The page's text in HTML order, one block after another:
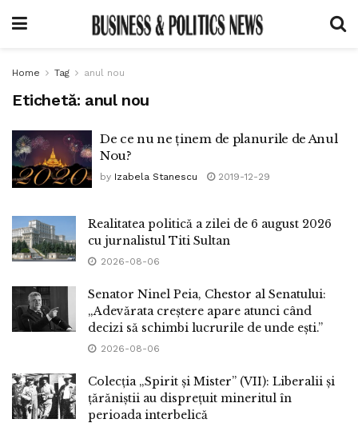
Home Tag anul nou
Etichetă: anul nou
De ce nu ne ținem de planurile de Anul
Nou?
by Izabela Stanescu 2019-12-29
Realitatea politică a zilei de 6 august 2026
cu jurnalistul Titi Sultan
2026-08-06
Senator Ninel Peia, Chestor al Senatului:
„Adevărata creștere apare atunci când
decizi să schimbi lucrurile de unde ești.”
2026-08-06
Colecția „Spirit și Mister” (VII): Liberalii și
țărăniștii au disprețuit mineritul în
perioada interbelică